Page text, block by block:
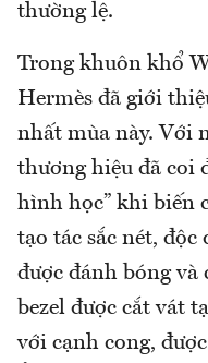
thường lệ.
Trong khuôn khổ
Hermès đã giới
nhất mùa này. Với
thương hiệu đã coi
hình học” khi biến
tạo tác sắc nét, độc
được đánh bóng
bezel được cắt vát
với cạnh cong,